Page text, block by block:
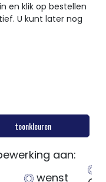
en klik op bestellen
U kunt later nog
toonkleuren
aan:
wenst